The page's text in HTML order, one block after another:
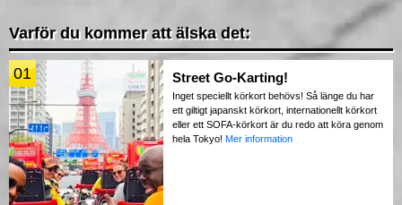
Varför du kommer att älska det:
01 Street Go-Karting!
Inget speciellt körkort behövs! Så länge du har
ett giltigt japanskt körkort, internationellt körkort
eller ett SOFA-körkort är du redo att köra genom
hela Tokyo! Mer information